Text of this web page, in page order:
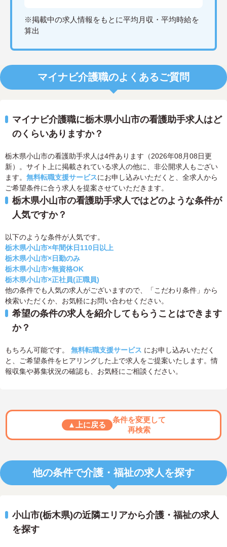
※掲載中の求人情報をもとに平均月収・平均時給を
算出
マイナビ介護職のよくあるご質問
マイナビ介護職に栃木県小山市の看護助手求人はど
のくらいありますか？
栃木県小山市の看護助手求人は4件あります（2026年08月08日更
新）。サイト上に掲載されている求人の他に、非公開求人もござい
ます。 無料転職支援サービスにお申し込みいただくと、全求人から
ご希望条件に合う求人を提案させていただきます。
栃木県小山市の看護助手求人ではどのような条件が
人気ですか？
以下のような条件が人気です。
栃木県小山市×年間休日110日以上
栃木県小山市×日勤のみ
栃木県小山市×無資格OK
栃木県小山市×正社員(正職員)
他の条件でも人気の求人がございますので、「こだわり条件」から
検索いただくか、お気軽にお問い合わせください。
希望の条件の求人を紹介してもらうことはできます
か？
もちろん可能です。 無料転職支援サービス にお申し込みいただく
と、ご希望条件をヒアリングした上で求人をご提案いたします。情
報収集や募集状況の確認も、お気軽にご相談ください。
▲上に戻る
条件を変更して
再検索
他の条件で介護・福祉の求人を探す
小山市(栃木県)の近隣エリアから介護・福祉の求人
を探す